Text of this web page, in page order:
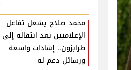
محمد صلاح يشعل تفاعل
الإعلاميين بعد انتقاله إلى
طرابزون.. إشادات واسعة
ورسائل دعم له